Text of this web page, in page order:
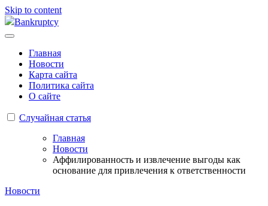
Skip to content
Bankruptcy
Главная
Новости
Карта сайта
Политика сайта
О сайте
Случайная статья
Главная
Новости
Аффилированность и извлечение выгоды как
основание для привлечения к ответственности
Новости